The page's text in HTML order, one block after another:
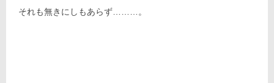
それも無きにしもあらず………。